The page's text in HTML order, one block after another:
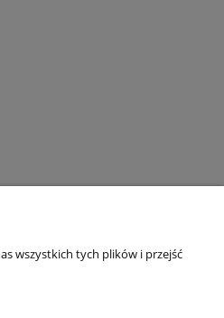
wszystkich tych plików i przejść